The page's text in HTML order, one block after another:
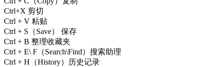
Ctrl+X 剪切
Ctrl + V 粘贴
Ctrl + S（Save） 保存
Ctrl + B 整理收藏夹
Ctrl + E\ F（Search\Find）搜索助理
Ctrl + H（History）历史记录